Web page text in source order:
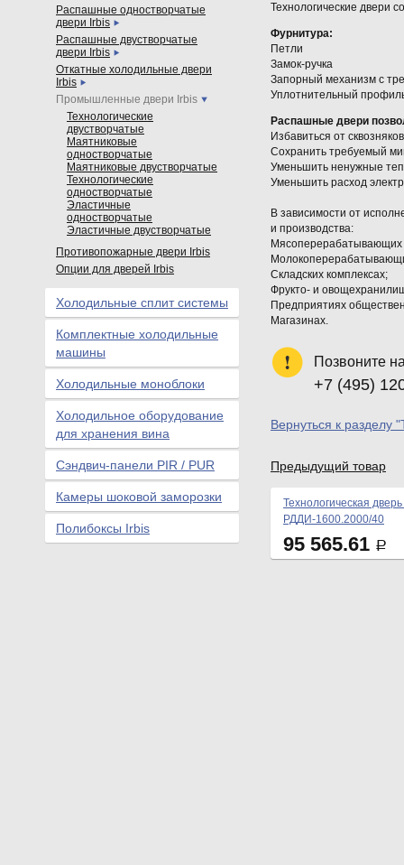
Технологические двери
Фурнитура:
Петли
Замок-ручка
Запорный механизм с
Уплотнительный
Распашные двери
Избавиться от
Сохранить требуемый
Уменьшить ненужные
Уменьшить расход
В зависимости от
и производства:
Мясоперерабатывающих
Складских комплексах;
Фрукто- и
Предприятиях
Магазинах.
Позвоните
+7 (495)
Вернуться к разделу
Предыдущий товар
Технологическая
РДДИ-1600.2000/40
95 565.61 Р
Распашные одностворчатые
двери Irbis
Распашные двустворчатые
двери Irbis
Откатные холодильные двери
Irbis
Промышленные двери Irbis
Технологические
двустворчатые
Маятниковые
одностворчатые
Маятниковые двустворчатые
Технологические
одностворчатые
Эластичные
одностворчатые
Эластичные двустворчатые
Противопожарные двери Irbis
Опции для дверей Irbis
Холодильные сплит системы
Комплектные холодильные
машины
Холодильные моноблоки
Холодильное оборудование
для хранения вина
Сэндвич-панели PIR / PUR
Камеры шоковой заморозки
Полибоксы Irbis